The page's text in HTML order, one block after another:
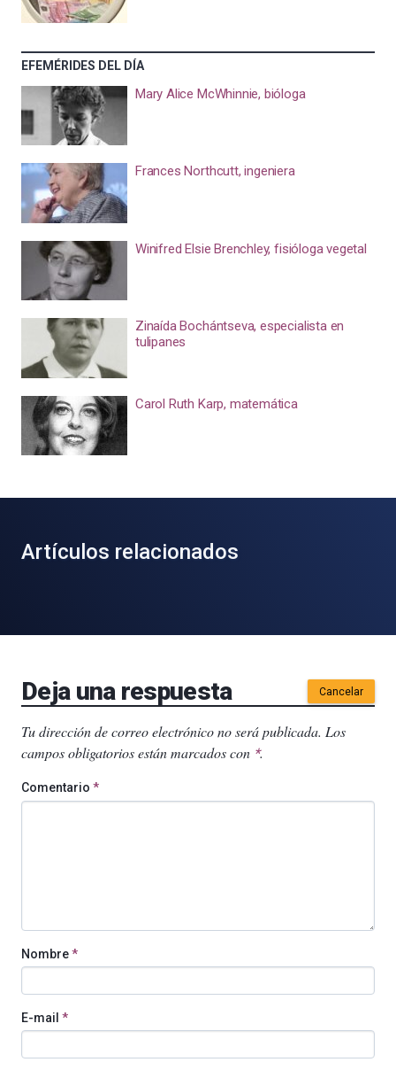
EFEMÉRIDES DEL DÍA
Mary Alice McWhinnie, bióloga
Frances Northcutt, ingeniera
Winifred Elsie Brenchley, fisióloga vegetal
Zinaída Bochántseva, especialista en
tulipanes
Carol Ruth Karp, matemática
Artículos relacionados
Deja una respuesta Cancelar
Tu dirección de correo electrónico no será publicada. Los
campos obligatorios están marcados con *.
Comentario *
Nombre*
E-mail *